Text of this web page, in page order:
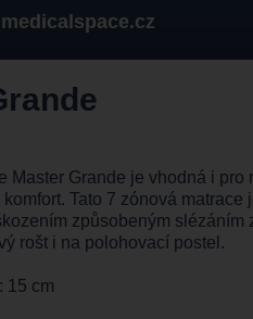
Master Grande je vhodná i
Tato 7 zónová
způsobeným
rošt i na polohovací postel.
15 cm